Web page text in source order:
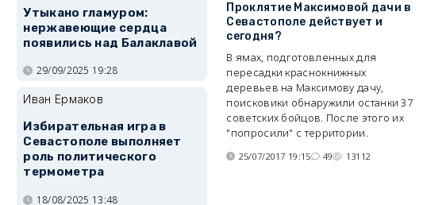
Проклятие Максимовой дачи в
Севастополе действует и
сегодня?
В ямах, подготовленных для
пересадки краснокнижных
деревьев на Максимову дачу,
поисковики обнаружили останки 37
советских бойцов. После этого их
"попросили" с территории.
25/07/2017 19:15 49 13112
Утыкано гламуром:
нержавеющие сердца
появились над Балаклавой
29/09/2025 19:28
Иван Ермаков
Избирательная игра в
Севастополе выполняет
роль политического
термометра
18/08/2025 13:48